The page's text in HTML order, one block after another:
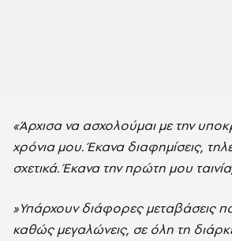
«Άρχισα να ασχολούμαι με την
χρόνια μου. Έκανα διαφημίσεις,
σχετικά. Έκανα την πρώτη μου
»Υπάρχουν διάφορες μεταβάσεις
καθώς μεγαλώνεις, σε όλη τη